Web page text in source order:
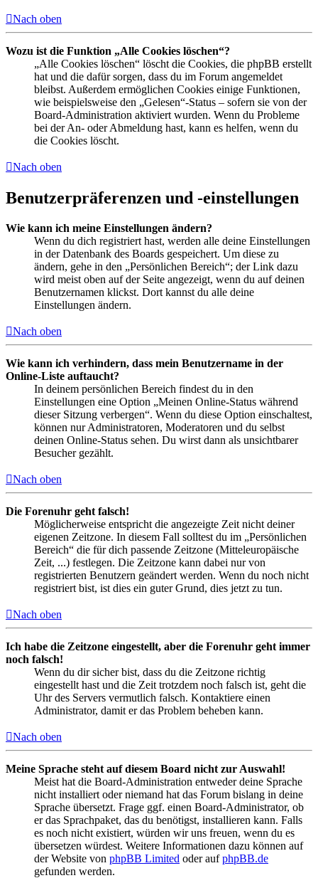
Nach oben
Wozu ist die Funktion „Alle Cookies löschen“?
„Alle Cookies löschen“ löscht die Cookies, die phpBB erstellt
hat und die dafür sorgen, dass du im Forum angemeldet
bleibst. Außerdem ermöglichen Cookies einige Funktionen,
wie beispielsweise den „Gelesen“-Status – sofern sie von der
Board-Administration aktiviert wurden. Wenn du Probleme
bei der An- oder Abmeldung hast, kann es helfen, wenn du
die Cookies löscht.
Nach oben
Benutzerpräferenzen und -einstellungen
Wie kann ich meine Einstellungen ändern?
Wenn du dich registriert hast, werden alle deine Einstellungen
in der Datenbank des Boards gespeichert. Um diese zu
ändern, gehe in den „Persönlichen Bereich“; der Link dazu
wird meist oben auf der Seite angezeigt, wenn du auf deinen
Benutzernamen klickst. Dort kannst du alle deine
Einstellungen ändern.
Nach oben
Wie kann ich verhindern, dass mein Benutzername in der
Online-Liste auftaucht?
In deinem persönlichen Bereich findest du in den
Einstellungen eine Option „Meinen Online-Status während
dieser Sitzung verbergen“. Wenn du diese Option einschaltest,
können nur Administratoren, Moderatoren und du selbst
deinen Online-Status sehen. Du wirst dann als unsichtbarer
Besucher gezählt.
Nach oben
Die Forenuhr geht falsch!
Möglicherweise entspricht die angezeigte Zeit nicht deiner
eigenen Zeitzone. In diesem Fall solltest du im „Persönlichen
Bereich“ die für dich passende Zeitzone (Mitteleuropäische
Zeit, ...) festlegen. Die Zeitzone kann dabei nur von
registrierten Benutzern geändert werden. Wenn du noch nicht
registriert bist, ist dies ein guter Grund, dies jetzt zu tun.
Nach oben
Ich habe die Zeitzone eingestellt, aber die Forenuhr geht immer
noch falsch!
Wenn du dir sicher bist, dass du die Zeitzone richtig
eingestellt hast und die Zeit trotzdem noch falsch ist, geht die
Uhr des Servers vermutlich falsch. Kontaktiere einen
Administrator, damit er das Problem beheben kann.
Nach oben
Meine Sprache steht auf diesem Board nicht zur Auswahl!
Meist hat die Board-Administration entweder deine Sprache
nicht installiert oder niemand hat das Forum bislang in deine
Sprache übersetzt. Frage ggf. einen Board-Administrator, ob
er das Sprachpaket, das du benötigst, installieren kann. Falls
es noch nicht existiert, würden wir uns freuen, wenn du es
übersetzen würdest. Weitere Informationen dazu können auf
der Website von phpBB Limited oder aufphpBB.de
gefunden werden.